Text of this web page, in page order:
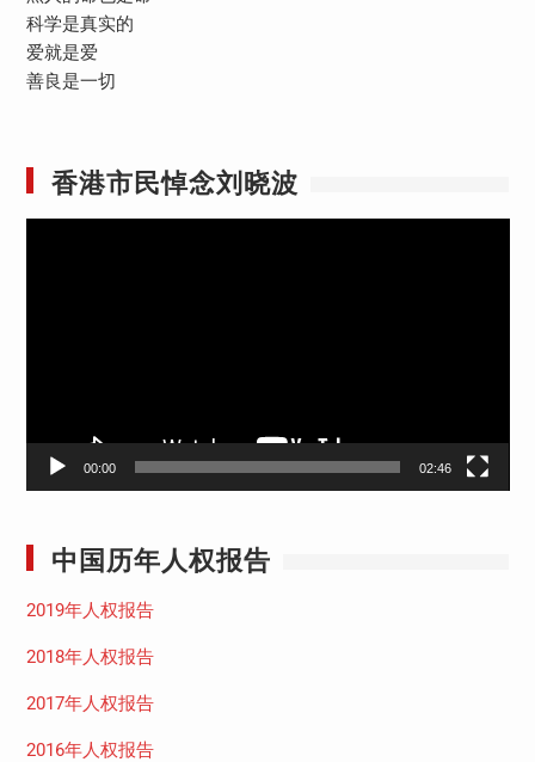
科学是真实的
爱就是爱
善良是一切
香港市民悼念刘晓波
00:00 02:46
中国历年人权报告
2019年人权报告
2018年人权报告
2017年人权报告
2016年人权报告